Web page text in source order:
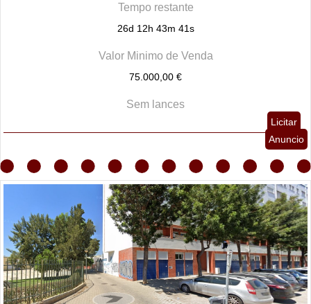
Tempo restante
26d 12h 43m 40s
Valor Minimo de Venda
75.000,00 €
Sem lances
Licitar
Anuncio